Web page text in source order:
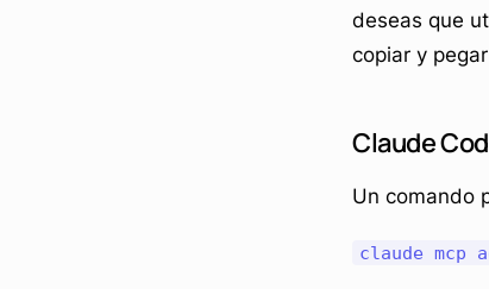
deseas que
copiar y
Claude
Un comando